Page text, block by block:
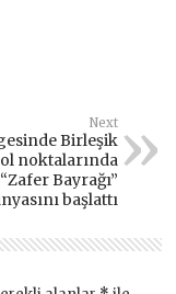
Next
Birleşik
noktalarında
“Zafer Bayrağı”
başlattı